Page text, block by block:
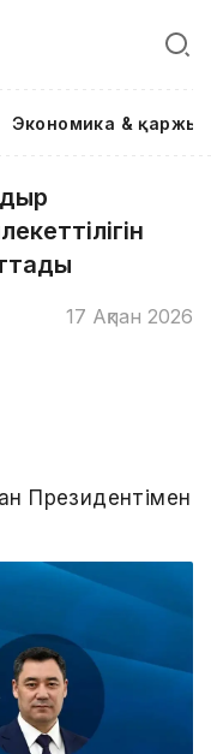
Экономика & қаржы
17 Ақпан 2026
Президентімен